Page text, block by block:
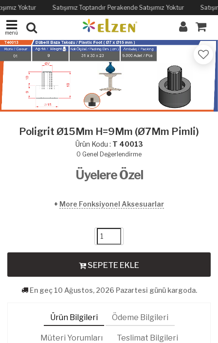
Yoktur Satışımız Toptandır Perakende Satışımız Yoktur
menü
Poli̇gri̇t Ø15Mm H=9Mm (Ø7Mm Pi̇mli̇)
Ürün Kodu : T 40013
0 Genel Değerlendirme
Üyelere Özel
+ More Fonksiyonel Aksesuarlar
SEPETE EKLE
En geç 10 Ağustos, 2026 Pazartesi günü kargoda.
Ürün Bilgileri Ödeme Bilgileri
Müteri Yorumları Teslimat Bilgileri